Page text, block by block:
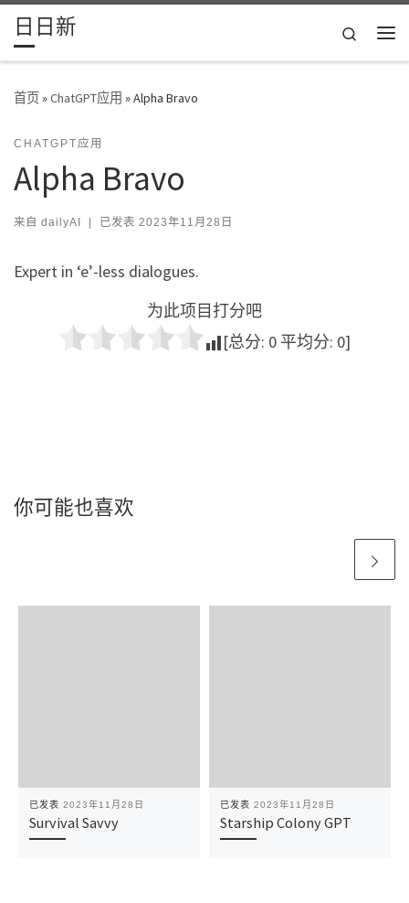
Skip to content
日日新
Search
首页»ChatGPT应用 »Alpha Bravo
CHATGPT应用
Alpha Bravo
来自 dailyAI | 已发表 2023年11月28日
Expert in ‘e’-less dialogues.
为此项目打分吧
[总分: 0 平均分: 0]
你可能也喜欢
已发表 2023年11月28日
Survival Savvy
已发表 2023年11月28日
Starship Colony GPT